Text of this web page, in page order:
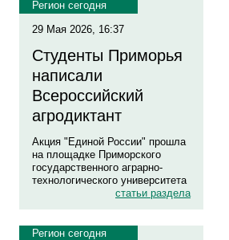
Регион сегодня
29 Мая 2026, 16:37
Студенты Приморья
написали
Всероссийский
агродиктант
Акция "Единой России" прошла
на площадке Приморского
государственного аграрно-
технологического университета
статьи раздела
Регион сегодня